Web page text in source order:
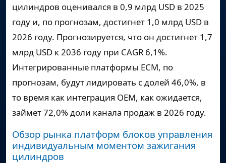
цилиндров оценивался в 0,9 млрд USD в 2025
году и, по прогнозам, достигнет 1,0 млрд USD в
2026 году. Прогнозируется, что он достигнет 1,7
млрд USD к 2036 году при CAGR 6,1%.
Интегрированные платформы ECM, по
прогнозам, будут лидировать с долей 46,0%, в
то время как интеграция OEM, как ожидается,
займет 72,0% доли канала продаж в 2026 году.
Обзор рынка платформ блоков управления
индивидуальным моментом зажигания
цилиндров